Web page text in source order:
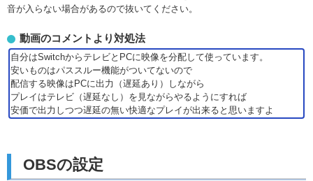
音が入らない場合があるので抜いてください。
動画のコメントより対処法
自分はSwitchからテレビとPCに映像を分配して使っています。
安いものはパススルー機能がついてないので
配信する映像はPCに出力（遅延あり）しながら
プレイはテレビ（遅延なし）を見ながらやるようにすれば
安価で出力しつつ遅延の無い快適なプレイが出来ると思いますよ
OBSの設定